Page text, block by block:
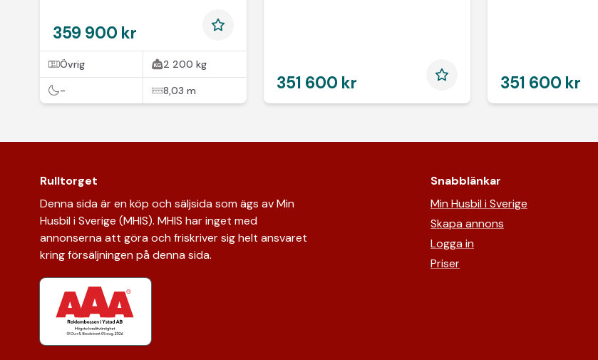
359 900 kr
Övrig 2 200 kg
- 8,03 m 351 600 kr 351 600 kr
Rulltorget
Denna sida är en köp och säljsida som ägs av Min
Husbil i Sverige (MHIS). MHIS har inget med
annonserna att göra och friskriver sig helt ansvaret
kring försäljningen på denna sida.
Snabblänkar
Min Husbil i Sverige
Skapa annons
Logga in
Priser